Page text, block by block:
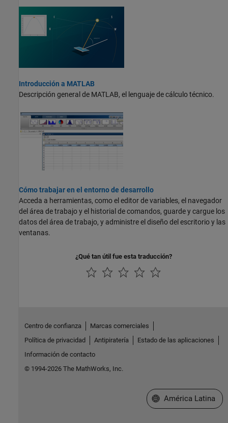
Introducción a MATLAB
Descripción general de MATLAB, el lenguaje de cálculo técnico.
Cómo trabajar en el entorno de desarrollo
Acceda a herramientas, como el editor de variables, el navegador
del área de trabajo y el historial de comandos, guarde y cargue los
datos del área de trabajo, y administre el diseño del escritorio y las
ventanas.
¿Qué tan útil fue esta traducción?
Centro de confianza
Marcas comerciales
Política de privacidad
Antipiratería
Estado de las aplicaciones
Información de contacto
© 1994-2026 The MathWorks, Inc.
Seleccione un país/
América Latina